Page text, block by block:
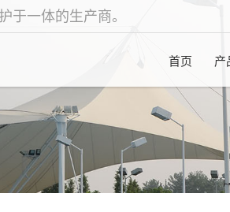
于一体的生产商。
首页 产